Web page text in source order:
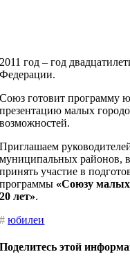
2011 год – год
Федерации.
Союз готовит программу
презентацию малых
возможностей.
Приглашаем
муниципальных районов,
принять участие в
программы «Союзу малых
20 лет».
# юбилеи
Поделитесь этой